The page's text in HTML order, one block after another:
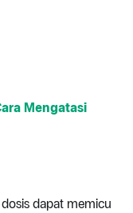
Mengatasi
dapat memicu